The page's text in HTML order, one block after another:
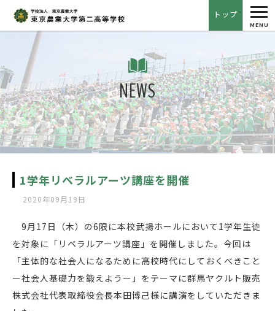
トップ
MENU
NEWS
1学年リベラルアーツ講座を開催
2020年09月19日
9月17日（木）の6限に本校武揚ホールにおいて1学年生徒
を対象に「リベラルアーツ講座」を開催しました。今回は
「主体的な社会人になるために高校時代にしておくべきこと
ー社会人基礎力を鍛えようー」をテーマに群馬ヤクルト販売
株式会社代表取締役会長本田博己様に講演をしていただきま